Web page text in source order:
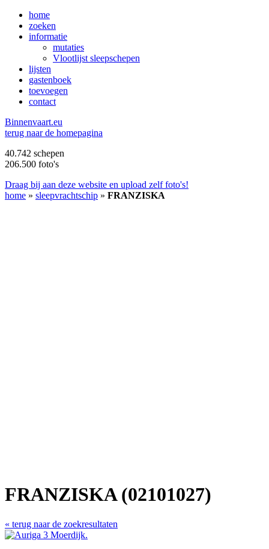
home
zoeken
informatie
mutaties
Vlootlijst sleepschepen
lijsten
gastenboek
toevoegen
contact
Binnenvaart.eu
terug naar de homepagina
40.742 schepen
206.500 foto's
Draag bij aan deze website en upload zelf foto's!
home » sleepvrachtschip » FRANZISKA
FRANZISKA (02101027)
« terug naar de zoekresultaten